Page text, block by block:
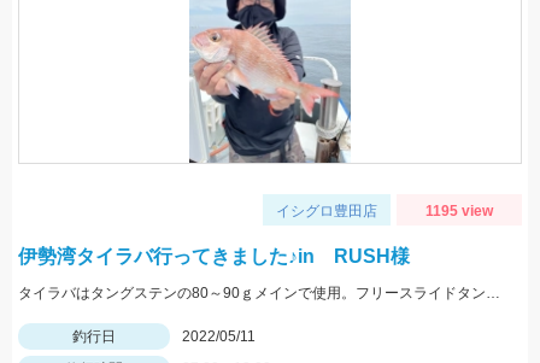
イシグロ豊田店 1195 view
伊勢湾タイラバ行ってきました♪in RUSH様
タイラバはタングステンの80～90ｇメインで使用。フリースライドタングステンの反応◎ボトムを丁寧に探ることがキモでした。
釣行日
2022/05/11